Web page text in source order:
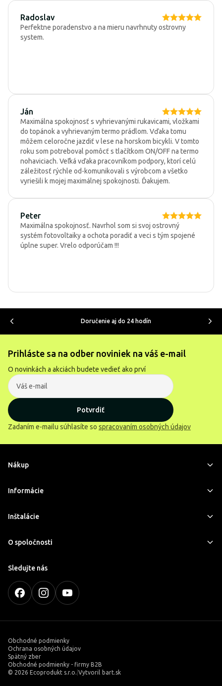
Radoslav
Perfektne poradenstvo a na mieru navrhnuty ostrovny
system.
Ján
Maximálna spokojnosť s vyhrievanými rukavicami, vložkami
do topánok a vyhrievaným termo prádlom. Vďaka tomu
môžem celoročne jazdiť v lese na horskom bicykli. V tomto
roku som potreboval pomôcť s tlačítkom ON/OFF na termo
nohaviciach. Veľká vďaka pracovníkom podpory, ktorí celú
záležitosť rýchle od-komunikovali s výrobcom a všetko
vyriešili k mojej maximálnej spokojnosti. Ďakujem.
Peter
Maximálna spokojnosť. Navrhol som si svoj ostrovný
systém fotovoltaiky a ochota poradiť a veci s tým spojené
úplne super. Vrelo odporúčam !!!
Doručenie aj do 24 hodín
Prihláste sa na odber noviniek na váš e-mail
O novinkách a akciách budete vedieť ako prví
Potvrdiť
Zadaním e-mailu súhlasíte so spracovaním osobných údajov
Nákup
Informácie
Inštalácie
O spoločnosti
Sledujte nás
Obchodné podmienky
Ochrana osobných údajov
Spätný zber
Obchodné podmienky - firmy B2B
© 2026 Ecoprodukt s.r.o. Vytvoril bart.sk